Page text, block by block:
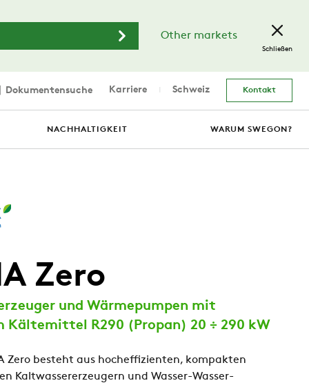
Other markets
Schließen
Dokumentensuche Karriere Schweiz Kontakt
NACHHALTIGKEIT WARUM SWEGON?
Zero
und Wärmepumpen mit
Kältemittel R290 (Propan) 20 ÷ 290 kW
Zero besteht aus hocheffizienten, kompakten
Kaltwassererzeugern und Wasser-Wasser-